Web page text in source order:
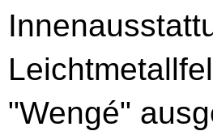
"Wengé"